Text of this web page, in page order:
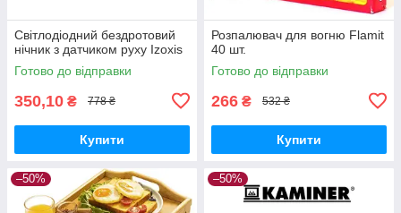
Світлодіодний бездротовий
нічник з датчиком руху Izoxis
Готово до відправки
350,10 ₴ 778 ₴
Купити
Розпалювач для вогню Flamit
40 шт.
Готово до відправки
266 ₴ 532 ₴
Купити
–50% –50%